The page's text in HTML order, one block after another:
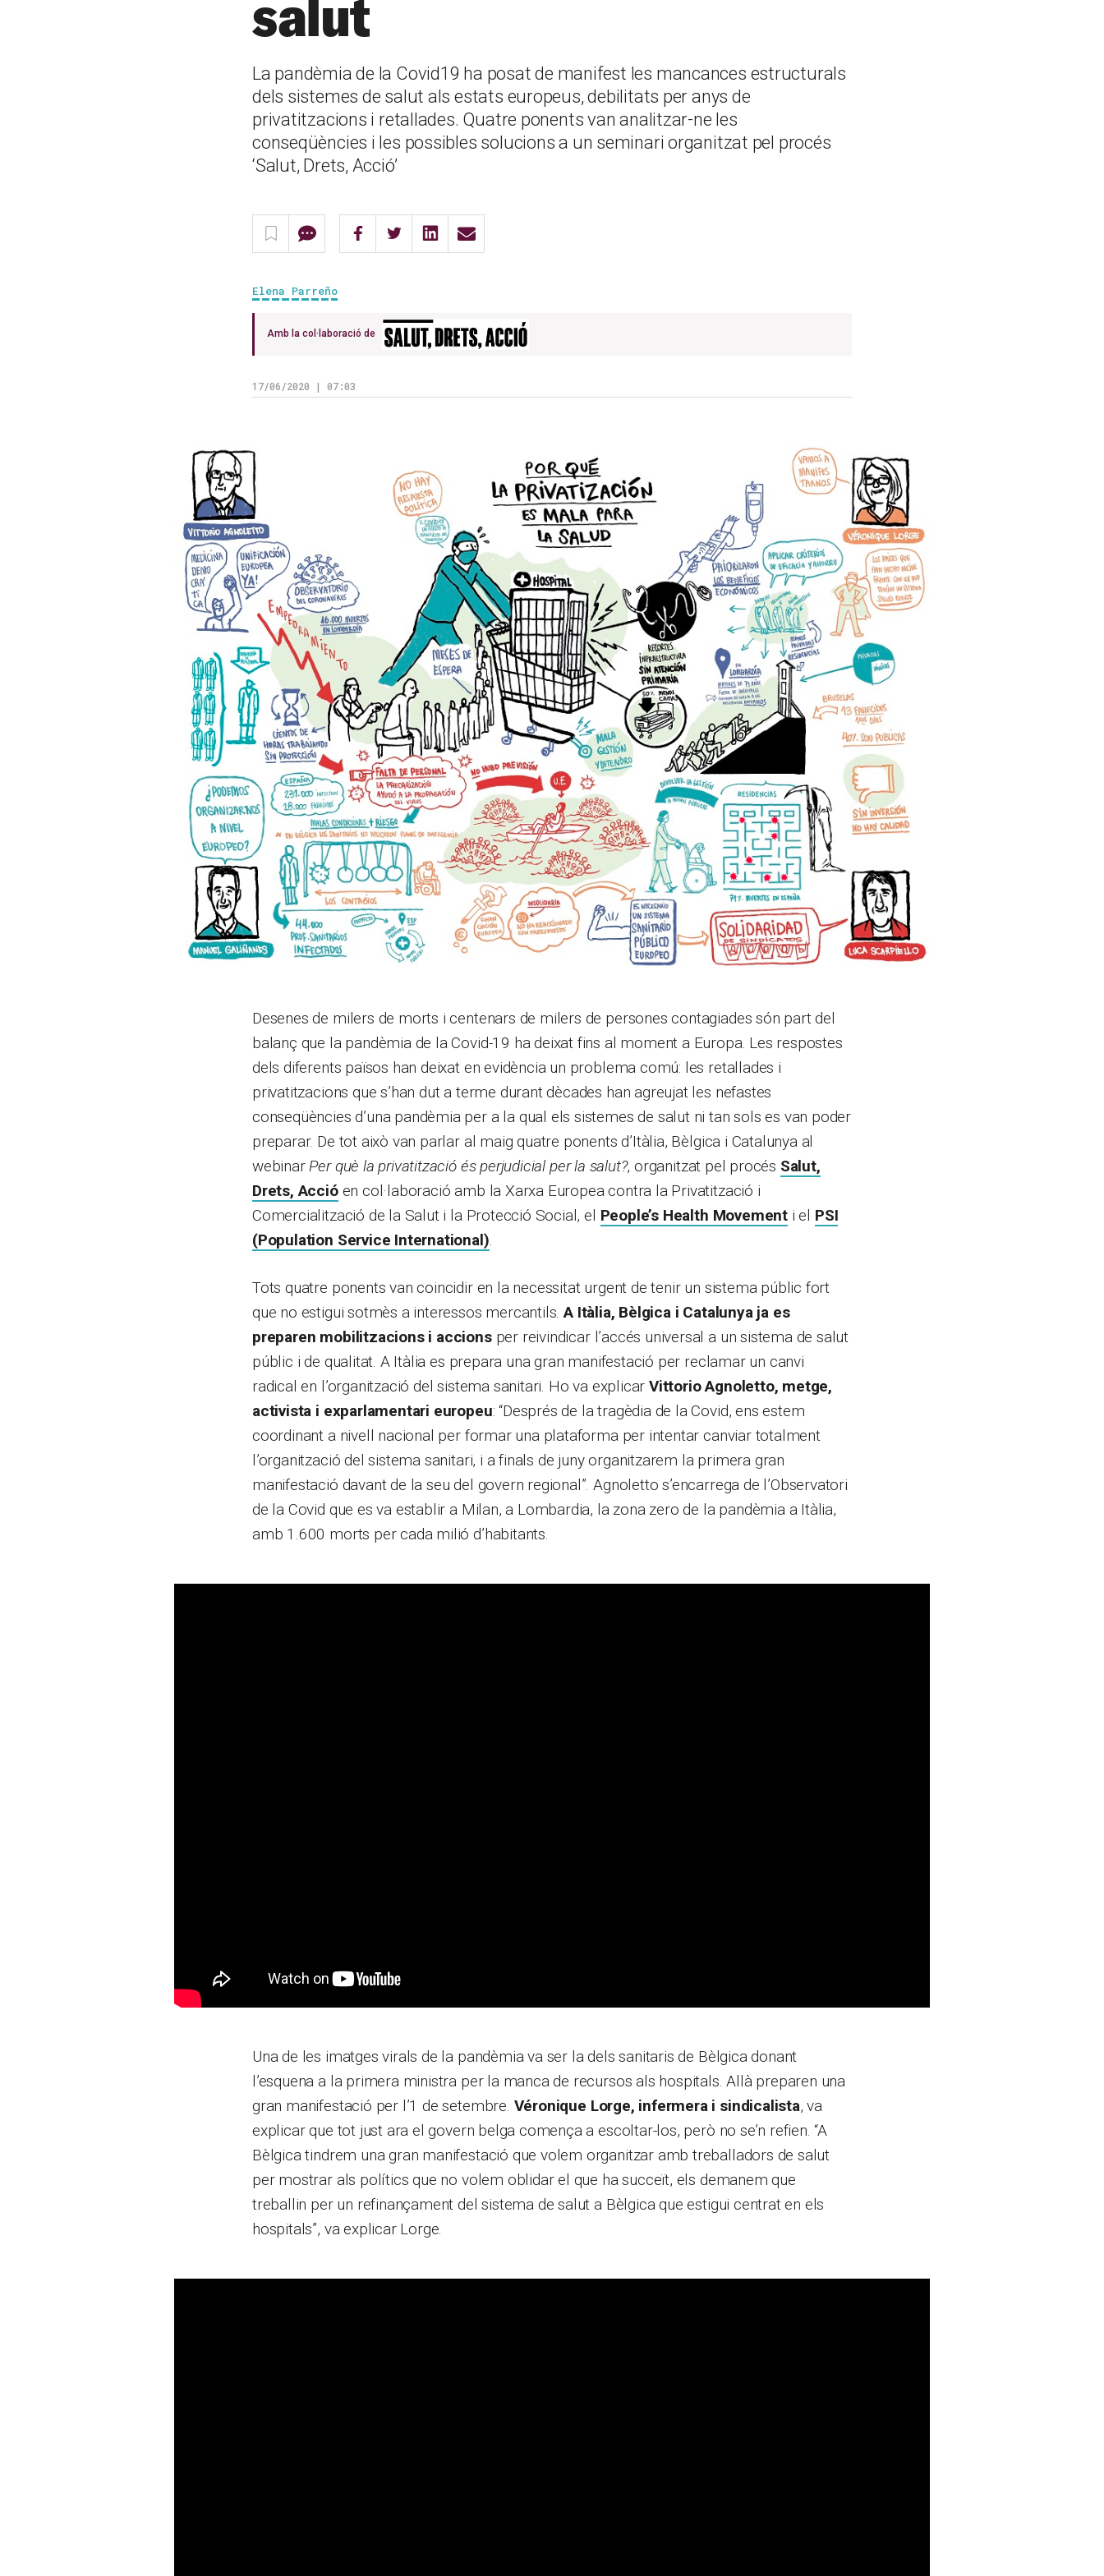
salut
La pandèmia de la Covid19 ha posat de manifest les mancances estructurals
dels sistemes de salut als estats europeus, debilitats per anys de
privatitzacions i retallades. Quatre ponents van analitzar-ne les
conseqüències i les possibles solucions a un seminari organitzat pel procés
‘Salut, Drets, Acció’
Elena Parreño
Amb la col·laboració de
17/06/2020 | 07:03
Desenes de milers de morts i centenars de milers de persones contagiades són part del
balanç que la pandèmia de la Covid-19 ha deixat fins al moment a Europa. Les respostes
dels diferents països han deixat en evidència un problema comú: les retallades i
privatitzacions que s’han dut a terme durant dècades han agreujat les nefastes
conseqüències d’una pandèmia per a la qual els sistemes de salut ni tan sols es van poder
preparar. De tot això van parlar al maig quatre ponents d’Itàlia, Bèlgica i Catalunya al
webinarPer què la privatització és perjudicial per la salut?, organitzat pel procés Salut,
Drets, Accióen col·laboració amb la Xarxa Europea contra la Privatització i
Comercialització de la Salut i la Protecció Social, el People’s Health Movement i el PSI
(Population Service International).
Tots quatre ponents van coincidir en la necessitat urgent de tenir un sistema públic fort
que no estigui sotmès a interessos mercantils.A Itàlia, Bèlgica i Catalunya ja es
preparen mobilitzacions i accionsper reivindicar l’accés universal a un sistema de salut
públic i de qualitat. A Itàlia es prepara una gran manifestació per reclamar un canvi
radical en l’organització del sistema sanitari. Ho va explicarVittorio Agnoletto, metge,
activista i exparlamentari europeu: “Després de la tragèdia de la Covid, ens estem
coordinant a nivell nacional per formar una plataforma per intentar canviar totalment
l’organització del sistema sanitari, i a finals de juny organitzarem la primera gran
manifestació davant de la seu del govern regional”. Agnoletto s’encarrega de l’Observatori
de la Covid que es va establir a Milan, a Lombardia, la zona zero de la pandèmia a Itàlia,
amb 1.600 morts per cada milió d’habitants.
Una de les imatges virals de la pandèmia va ser la dels sanitaris de Bèlgica donant
l’esquena a la primera ministra per la manca de recursos als hospitals. Allà preparen una
gran manifestació per l’1 de setembre. Véronique Lorge, infermera i sindicalista, va
explicar que tot just ara el govern belga comença a escoltar-los, però no se’n refien. “A
Bèlgica tindrem una gran manifestació que volem organitzar amb treballadors de salut
per mostrar als polítics que no volem oblidar el que ha succeït, els demanem que
treballin per un refinançament del sistema de salut a Bèlgica que estigui centrat en els
hospitals”, va explicar Lorge.